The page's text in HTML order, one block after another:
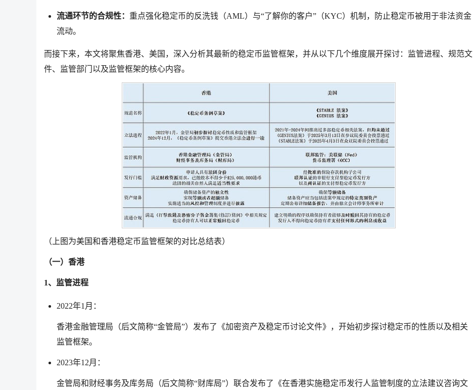
流通环节的合规性： 重点强化稳定币的反洗钱（AML）与“了解你的客户”（KYC）机制，防止稳定币被用于非法资金
流动。
而接下来，本文将聚焦香港、美国，深入分析其最新的稳定币监管框架，并从以下几个维度展开探讨：监管进程、规范文
件、监管部门以及监管框架的核心内容。
（上图为美国和香港稳定币监管框架的对比总结表）
（一）香港
1、监管进程
2022年1月：
香港金融管理局（后文简称“金管局”）发布了《加密资产及稳定币讨论文件》，开始初步探讨稳定币的性质以及相关
监管框架。
2023年12月：
金管局和财经事务及库务局（后文简称“财库局”）联合发布了《在香港实施稳定币发行人监管制度的立法建议咨询文